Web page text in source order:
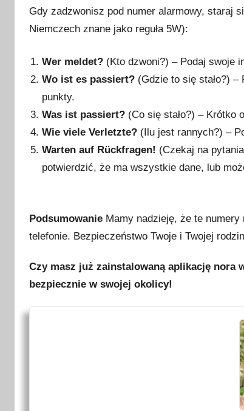
Gdy zadzwonisz pod numer alarmowy, staraj
Niemczech znane jako reguła 5W):
Wer meldet? (Kto dzwoni?) – Podaj swoje
Wo ist es passiert? (Gdzie to się stało?)
punkty.
Was ist passiert? (Co się stało?) – Krótko
Wie viele Verletzte? (Ilu jest rannych?) –
Warten auf Rückfragen! (Czekaj na
potwierdzić, że ma wszystkie dane, lub
Podsumowanie Mamy nadzieję, że te
telefonie. Bezpieczeństwo Twoje i Twojej
Czy masz już zainstalowaną aplikację nora
bezpiecznie w swojej okolicy!